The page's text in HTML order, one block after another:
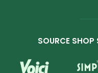
SOURCE SHOP